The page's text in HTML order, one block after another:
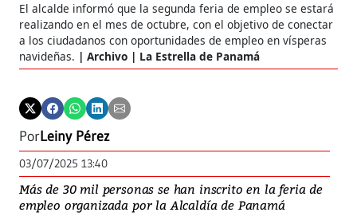
El alcalde informó que la segunda feria de empleo se estará
realizando en el mes de octubre, con el objetivo de conectar
a los ciudadanos con oportunidades de empleo en vísperas
navideñas.
Archivo | La Estrella de Panamá
PorLeiny Pérez
03/07/2025 13:40
Más de 30 mil personas se han inscrito en la feria de
empleo organizada por la Alcaldía de Panamá